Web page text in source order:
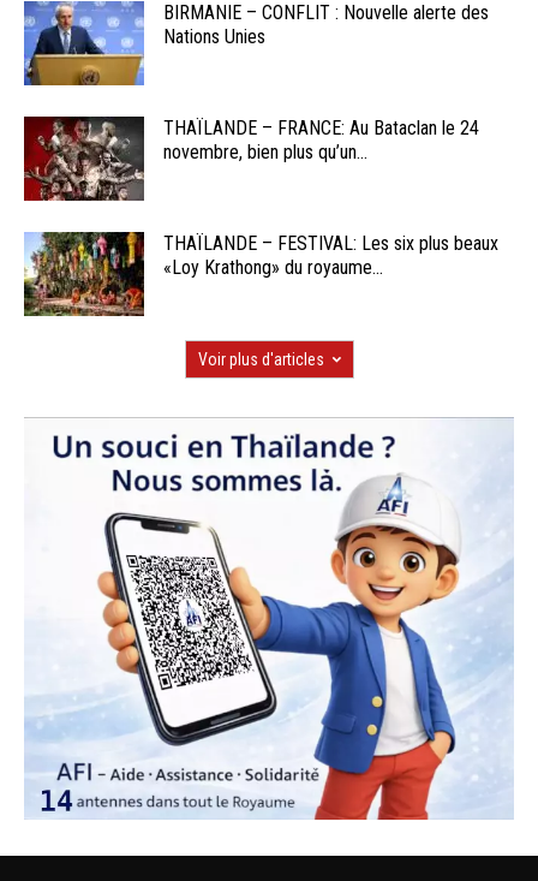
BIRMANIE – CONFLIT : Nouvelle alerte des
Nations Unies
THAÏLANDE – FRANCE: Au Bataclan le 24
novembre, bien plus qu’un...
THAÏLANDE – FESTIVAL: Les six plus beaux
«Loy Krathong» du royaume...
Voir plus d'articles